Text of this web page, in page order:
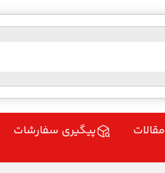
مقالات پیگیری سفارشات